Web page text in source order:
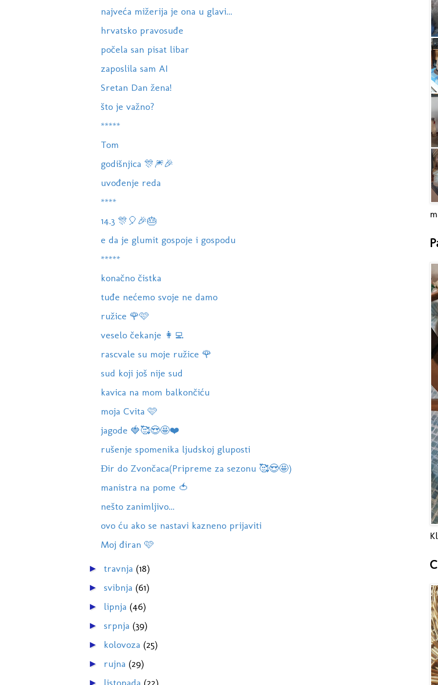
najveća mižerija je ona u glavi...
hrvatsko pravosuđe
počela san pisat libar
zaposlila sam AI
Sretan Dan žena!
što je važno?
*****
Tom
godišnjica 🎊🎆🎉
uvođenje reda
****
14.3 🎊🎈🎉🎂
e da je glumit gospoje i gospodu
*****
konačno čistka
tuđe nećemo svoje ne damo
ružice 🌹🩷
veselo čekanje 👩‍💻
rascvale su moje ružice 🌹
sud koji još nije sud
kavica na mom balkončiću
moja Cvita 🩷
jagode 🍓🥰😍🤩❤️
rušenje spomenika ljudskoj gluposti
Đir do Zvončaca(Pripreme za sezonu 🥰😍🤩)
manistra na pome 🍅
nešto zanimljivo...
ovo ću ako se nastavi kazneno prijaviti
Moj điran 🩷
► travnja (18)
► svibnja (61)
► lipnja (46)
► srpnja (39)
► kolovoza (25)
► rujna (29)
►